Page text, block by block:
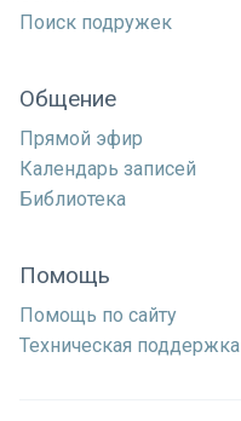
Поиск подружек
Общение
Прямой эфир
Календарь записей
Библиотека
Помощь
Помощь по сайту
Техническая поддержка